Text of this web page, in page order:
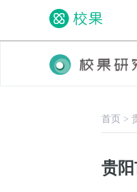
首页 >
贵